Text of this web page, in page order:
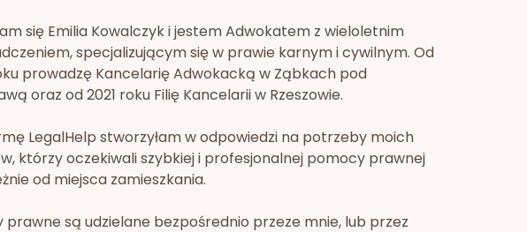
się Emilia Kowalczyk i jestem Adwokatem z wieloletnim
specjalizującym się w prawie karnym i cywilnym. Od
prowadzę Kancelarię Adwokacką w Ząbkach pod
oraz od 2021 roku Filię Kancelarii w Rzeszowie.
LegalHelp stworzyłam w odpowiedzi na potrzeby moich
którzy oczekiwali szybkiej i profesjonalnej pomocy prawnej
od miejsca zamieszkania.
prawne są udzielane bezpośrednio przeze mnie, lub przez